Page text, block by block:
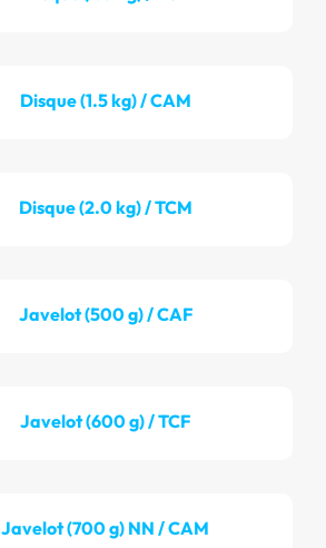
Disque (1.5 kg) / CAM
Disque (2.0 kg) / TCM
Javelot (500 g) / CAF
Javelot (600 g) / TCF
Javelot (700 g) NN / CAM